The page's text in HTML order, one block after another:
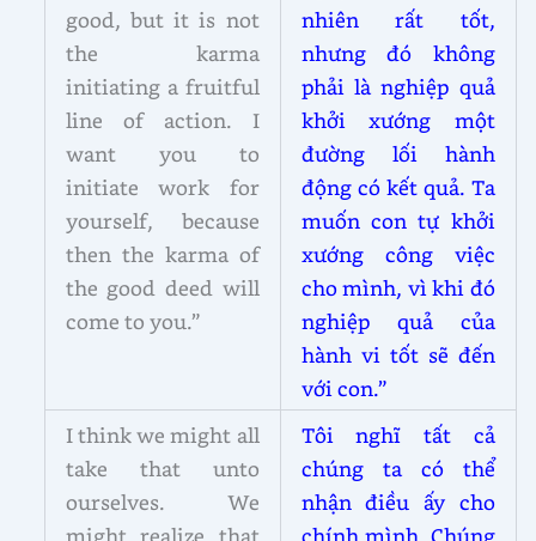
good, but it is not
the karma
initiating a fruitful
line of action. I
want you to
initiate work for
yourself, because
then the karma of
the good deed will
come to you.”
nhiên rất tốt,
nhưng đó không
phải là nghiệp quả
khởi xướng một
đường lối hành
động có kết quả. Ta
muốn con tự khởi
xướng công việc
cho mình, vì khi đó
nghiệp quả của
hành vi tốt sẽ đến
với con.”
I think we might all
take that unto
ourselves. We
might realize that
Tôi nghĩ tất cả
chúng ta có thể
nhận điều ấy cho
chính mình. Chúng